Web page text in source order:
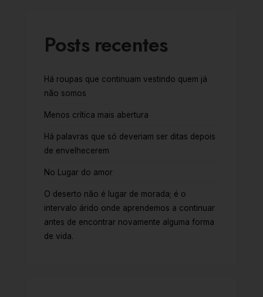
Posts recentes
Há roupas que continuam vestindo quem já
não somos
Menos crítica mais abertura
Há palavras que só deveriam ser ditas depois
de envelhecerem
No Lugar do amor
O deserto não é lugar de morada; é o
intervalo árido onde aprendemos a continuar
antes de encontrar novamente alguma forma
de vida.